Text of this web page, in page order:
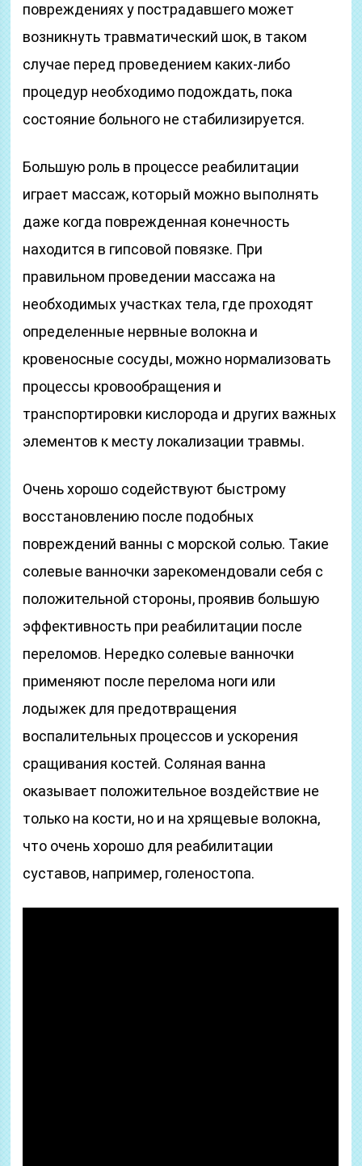
повреждениях у пострадавшего может
возникнуть травматический шок, в таком
случае перед проведением каких-либо
процедур необходимо подождать, пока
состояние больного не стабилизируется.
Большую роль в процессе реабилитации
играет массаж, который можно выполнять
даже когда поврежденная конечность
находится в гипсовой повязке. При
правильном проведении массажа на
необходимых участках тела, где проходят
определенные нервные волокна и
кровеносные сосуды, можно нормализовать
процессы кровообращения и
транспортировки кислорода и других важных
элементов к месту локализации травмы.
Очень хорошо содействуют быстрому
восстановлению после подобных
повреждений ванны с морской солью. Такие
солевые ванночки зарекомендовали себя с
положительной стороны, проявив большую
эффективность при реабилитации после
переломов. Нередко солевые ванночки
применяют после перелома ноги или
лодыжек для предотвращения
воспалительных процессов и ускорения
сращивания костей. Соляная ванна
оказывает положительное воздействие не
только на кости, но и на хрящевые волокна,
что очень хорошо для реабилитации
суставов, например, голеностопа.